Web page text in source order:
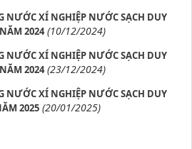
NƯỚC XÍ NGHIỆP NƯỚC SẠCH DUY
2024 (10/12/2024)
NƯỚC XÍ NGHIỆP NƯỚC SẠCH DUY
2024 (23/12/2024)
NƯỚC XÍ NGHIỆP NƯỚC SẠCH DUY
2025 (20/01/2025)